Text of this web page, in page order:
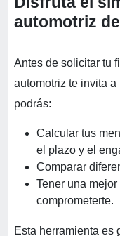
automotriz
Antes de solicitar tu
automotriz te invita
podrás:
Calcular tus
el plazo y el
Comparar
Tener una
comprometerte.
Esta herramienta es